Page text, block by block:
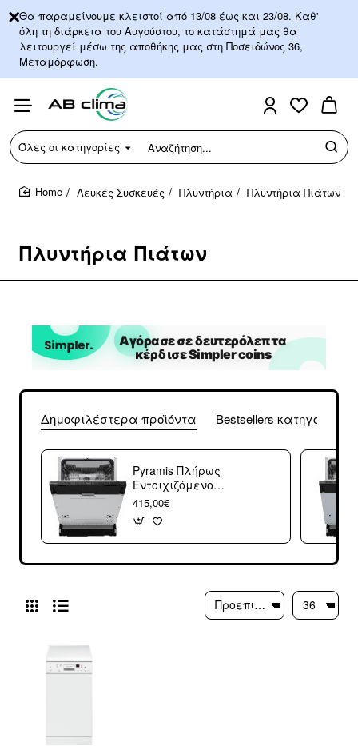
Θα παραμείνουμε κλειστοί από 13/08 έως και 23/08. Καθ'
όλη τη διάρκεια του Αυγούστου, το κατάστημά μας θα
λειτουργεί μέσω της αποθήκης μας στη Ποσειδώνος 36,
Μεταμόρφωση.
Όλες οι κατηγορίες
Αναζήτηση...
Πλυντήρια Πιάτων
Λευκές Συσκευές Πλυντήρια Πλυντήρια Πιάτων
Δημοφιλέστερα προϊόντα Bestsellers κατηγορίας
Pyramis Πλήρως
Εντοιχιζόμενο
Πλυντήριο Πιάτων
για 14 Σερβίτσια
Π59.8xY81.5εκ.
PDWFD 60FI
415,00€